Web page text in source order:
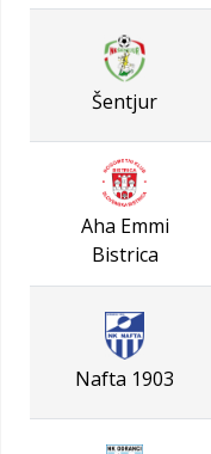
Šentjur
Aha Emmi
Bistrica
Nafta 1903